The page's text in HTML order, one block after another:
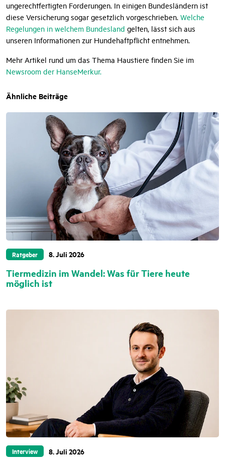
ungerechtfertigten Forderungen. In einigen Bundesländern ist
diese Versicherung sogar gesetzlich vorgeschrieben. Welche
Regelungen in welchem Bundesland gelten, lässt sich aus
unseren Informationen zur Hundehaftpflicht entnehmen.
Mehr Artikel rund um das Thema Haustiere finden Sie im
Newsroom der HanseMerkur.
Ähnliche Beiträge
Ratgeber 8. Juli 2026
Tiermedizin im Wandel: Was für Tiere heute
möglich ist
Interview 8. Juli 2026